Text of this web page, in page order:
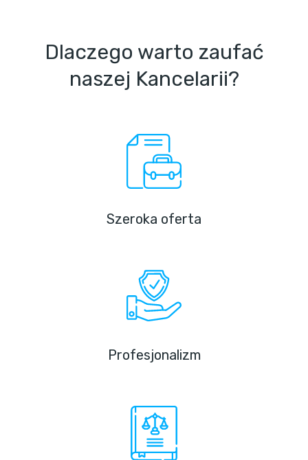
Dlaczego warto zaufać
naszej Kancelarii?
Szeroka oferta
Profesjonalizm